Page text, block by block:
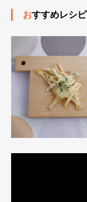
おすすめレシピ